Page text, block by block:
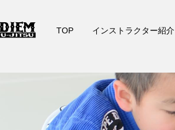
TOP インストラクター紹介